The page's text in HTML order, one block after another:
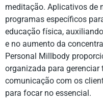
meditação. Aplicativos de
programas específicos
educação física,
e no aumento da
Personal Millbody
organizada para gerenciar
comunicação com os
para focar no essencial.